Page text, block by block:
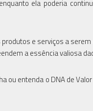
ela poderia
e serviços a
a essência valiosa
ou entenda o DNA de